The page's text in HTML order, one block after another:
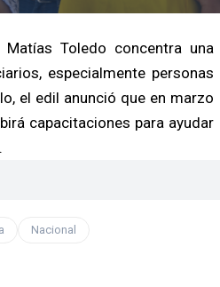
Toledo concentra una
especialmente personas
el edil anunció que en marzo
capacitaciones para ayudar
Nacional